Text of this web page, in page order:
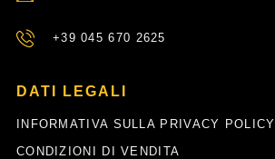
+39 045 670 2625
DATI LEGALI
INFORMATIVA SULLA PRIVACY POLICY
CONDIZIONI DI VENDITA